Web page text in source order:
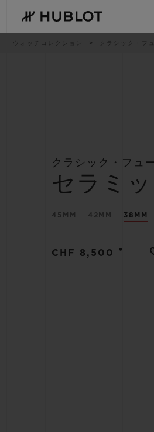
main
content
パ
ウォッチコレクション クラシック・フ
クラシック・フュ
セラミ
45MM 42MM 38MM
CHF 8,500 •